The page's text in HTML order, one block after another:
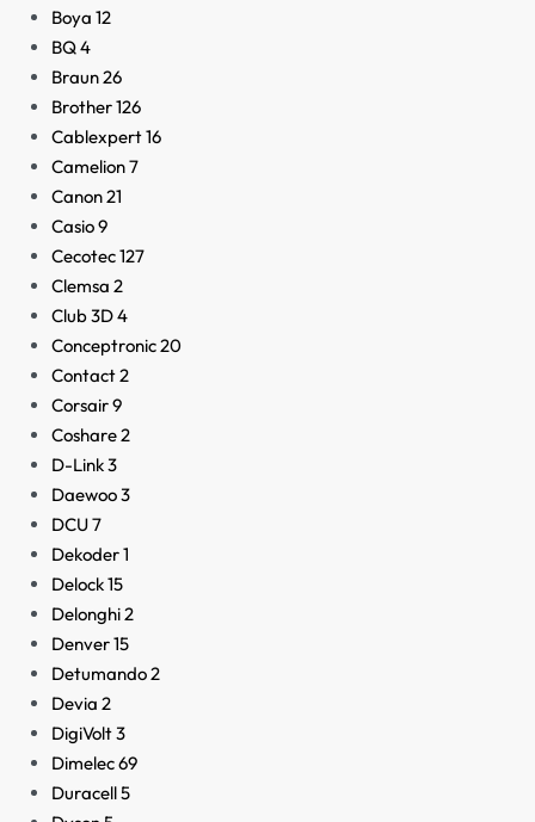
Boya 12
BQ4
Braun26
Brother126
Cablexpert16
Camelion7
Canon21
Casio9
Cecotec127
Clemsa 2
Club 3D4
Conceptronic20
Contact2
Corsair9
Coshare2
D-Link3
Daewoo3
DCU7
Dekoder1
Delock15
Delonghi2
Denver15
Detumando2
Devia 2
DigiVolt3
Dimelec69
Duracell5